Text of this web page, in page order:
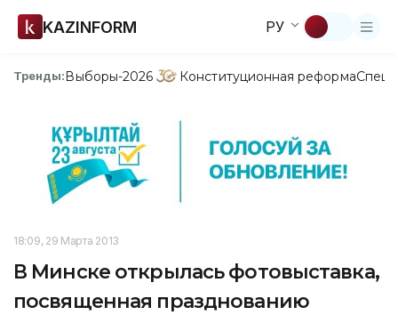
KAZINFORM РУ
Тренды:Выборы-2026 Конституционная реформа
18:09, 29 Марта 2013
В Минске открылась фотовыставка,
посвященная празднованию